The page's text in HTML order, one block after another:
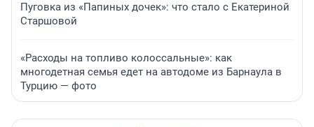
Пуговка из «Папиных дочек»: что стало с Екатериной
Старшовой
«Расходы на топливо колоссальные»: как
многодетная семья едет на автодоме из Барнаула в
Турцию — фото